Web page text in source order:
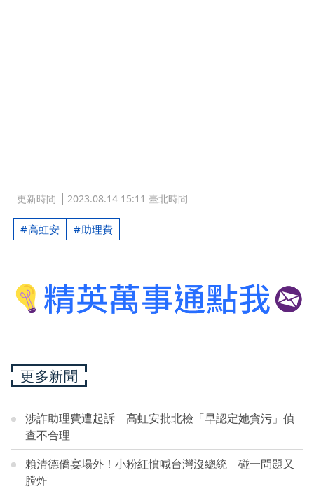
更新時間 2023.08.14 15:11 臺北時間
高虹安 助理費
更多新聞
涉詐助理費遭起訴 高虹安批北檢「早認定她貪污」偵
查不合理
賴清德僑宴場外！小粉紅憤喊台灣沒總統 碰一問題又
膛炸